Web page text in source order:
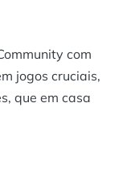
com
jogos cruciais,
que em casa